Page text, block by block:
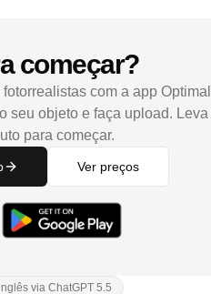
começar?
com a app Optimal
seu objeto e faça upload. Leva
para começar.
Ver preços
via ChatGPT 5.5